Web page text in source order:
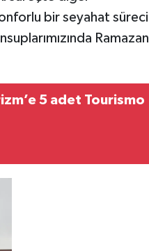
bir seyahat süreci
Ramazan
5 adet Tourismo